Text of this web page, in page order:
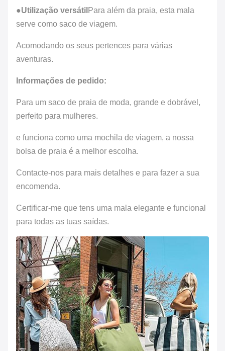
●Utilização versátil Para além da praia, esta mala
serve como saco de viagem.
Acomodando os seus pertences para várias
aventuras.
Informações de pedido:
Para um saco de praia de moda, grande e dobrável,
perfeito para mulheres.
e funciona como uma mochila de viagem, a nossa
bolsa de praia é a melhor escolha.
Contacte-nos para mais detalhes e para fazer a sua
encomenda.
Certificar-me que tens uma mala elegante e funcional
para todas as tuas saídas.